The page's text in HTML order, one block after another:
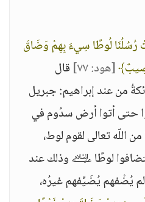
رُسُلُنَا لُوطًا سِيءَ بِهِمْ وَضَاقَ
[هود: ٧٧]
قال
من عند إبراهيم: جبريل
حتى أتوا أرض سدُوم في
اللّه تعالى لقوم لوط،
لوطًا ﵇ وذلك عند
يُضْفهم يُضَيِّفهم غيرُه،